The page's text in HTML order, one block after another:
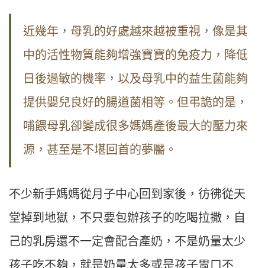
近幾年，母乳的好處越來越被重視，像是其
中的活性物質能夠增強寶寶的免疫力，降低
日後過敏的機率，以及母乳中的益生菌能夠
提供嬰兒良好的腸道菌相等。但弔詭的是，
哺餵母乳卻變成很多媽媽產後最大的壓力來
源，甚至是不堪回首的夢靨。
不少新手媽媽從月子中心回到家後，彷彿從天
堂掉到地獄，不只要包辦孩子的吃喝拉撒，自
己的乳房還不一定會配合產奶，不是奶量太少
孩子吃不夠，就是奶量太多或是孩子胃口不